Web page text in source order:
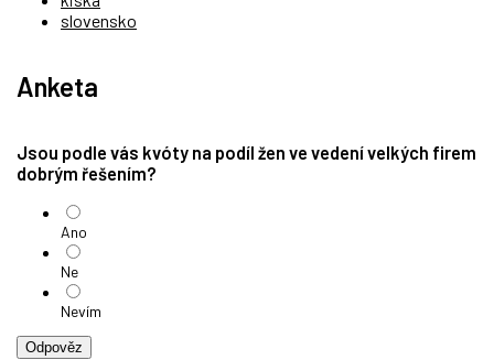
slovensko
Anketa
Jsou podle vás kvóty na podíl žen ve vedení velkých firem
dobrým řešením?
Ano
Ne
Nevím
Odpověz